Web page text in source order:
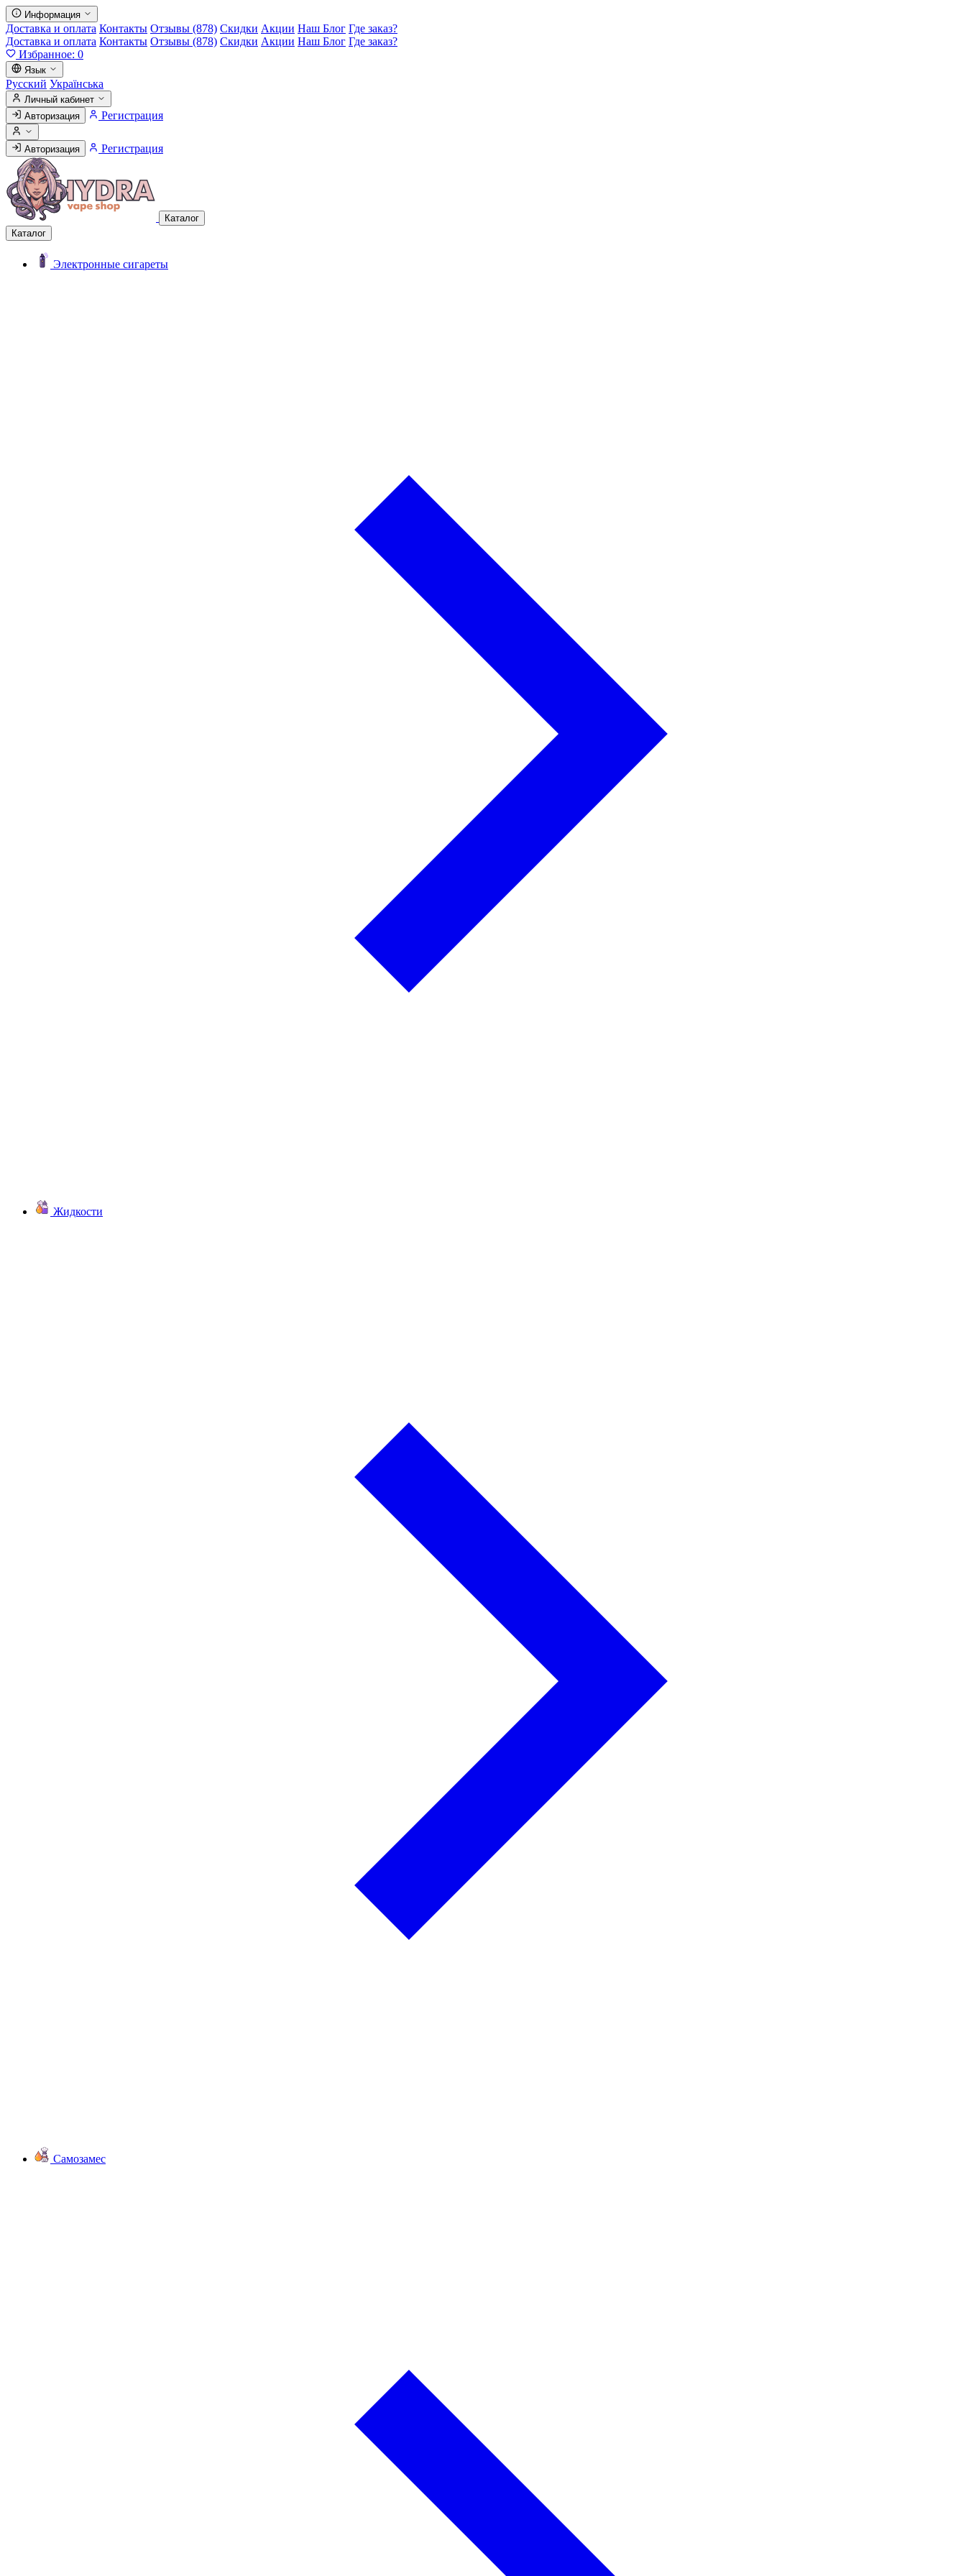
Информация
Доставка и оплата Контакты Отзывы (878) Скидки Акции Наш Блог Где заказ?
Доставка и оплата Контакты Отзывы (878) Скидки Акции Наш Блог Где заказ?
Избранное: 0
Язык
Русский Українська
Личный кабинет
Авторизация
Регистрация
Авторизация Регистрация
Каталог
Каталог
Электронные сигареты
Жидкости
Самозамес